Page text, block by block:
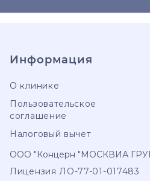
Информация
О клинике
Пользовательское
соглашение
Налоговый вычет
ООО "Концерн "МОСКВИА
Лицензия ЛО-77-01-017483